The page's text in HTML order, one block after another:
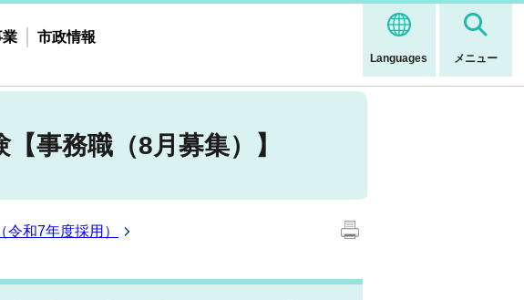
Languages メニュー
業 市政情報
事務職（8月募集）】
和7年度採用）